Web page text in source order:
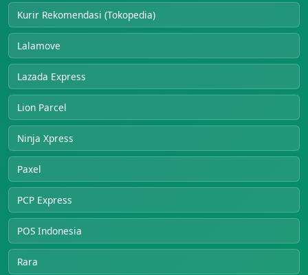
Kurir Rekomendasi (Tokopedia)
Lalamove
Lazada Express
Lion Parcel
Ninja Xpress
Paxel
PCP Express
POS Indonesia
Rara